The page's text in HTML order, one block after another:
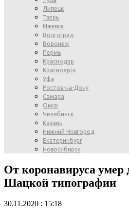
Липецк
Тверь
Ижевск
Волгоград
Воронеж
Пермь
Краснодар
Красноярск
Уфа
Ростов-на-Дону
Самара
Омск
Челябинск
Казань
Нижний Новгород
Екатеринбург
Новосибирск
От коронавируса умер
Шацкой типографии
30.11.2020 : 15:18